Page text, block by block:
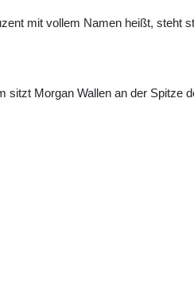
mit vollem Namen heißt, steht
Morgan Wallen an der